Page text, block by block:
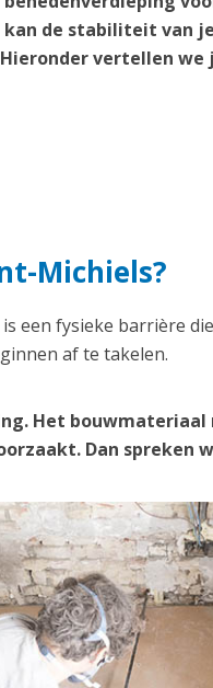
de stabiliteit van
vertellen
Michiels?
een fysieke barrière
af te takelen.
Het
Dan spreken